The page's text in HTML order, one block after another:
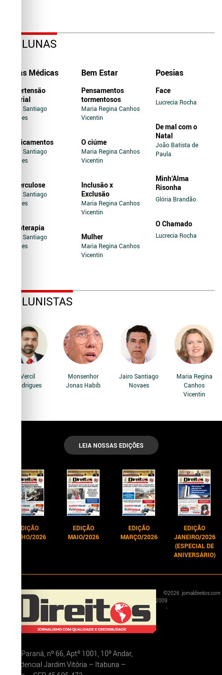
COLUNAS
Dicas Médicas
Hipertensão
Arterial
Jairo Santiago
Novaes
Medicamentos
Jairo Santiago
Novaes
Tuberculose
Jairo Santiago
Novaes
Soroterapia
Jairo Santiago
Novaes
Bem Estar
Pensamentos
tormentosos
Maria Regina Canhos
Vicentin
O ciúme
Maria Regina Canhos
Vicentin
Inclusão x
Exclusão
Maria Regina Canhos
Vicentin
Mulher
Maria Regina Canhos
Vicentin
Poesias
Face
Lucrecia Rocha
De mal com o
Natal
João Batista de
Paula
Minh’Alma
Risonha
Glória Brandão
O Chamado
Lucrecia Rocha
COLUNISTAS
Vercil
Rodrigues
Monsenhor
Jonas Habib
Jairo Santiago
Novaes
Maria Regina
Canhos
Vicentin
LEIA NOSSAS EDIÇÕES
EDIÇÃO
JUNHO/2026
EDIÇÃO
MAIO/2026
EDIÇÃO
MARÇO/2026
EDIÇÃO
JANEIRO/2026
(ESPECIAL DE
ANIVERSÁRIO)
Rua Paraná, nº 66, Aptº 1001, 10º Andar,
Residencial Jardim Vitória – Itabuna –
©
2009
-
2026 jornaldireitos.com